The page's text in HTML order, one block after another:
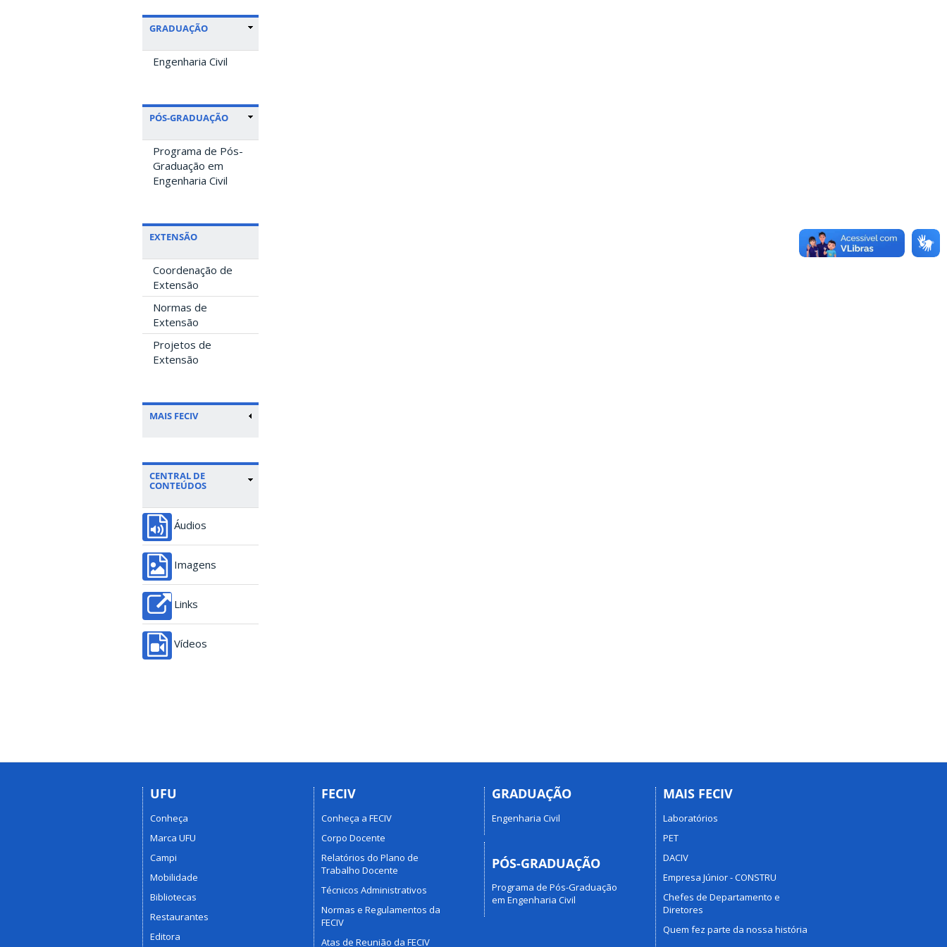
GRADUAÇÃO
Engenharia Civil
PÓS-GRADUAÇÃO
Programa de Pós-
Graduação em
Engenharia Civil
EXTENSÃO
Coordenação de
Extensão
Normas de
Extensão
Projetos de
Extensão
MAIS FECIV
CENTRAL DE
CONTEÚDOS
Áudios
Imagens
Links
Vídeos
UFU
Conheça
Marca UFU
Campi
Mobilidade
Bibliotecas
Restaurantes
Editora
FECIV
Conheça a FECIV
Corpo Docente
Relatórios do Plano de
Trabalho Docente
Técnicos Administrativos
Normas e Regulamentos da
FECIV
Atas de Reunião da FECIV
GRADUAÇÃO
Engenharia Civil
PÓS-GRADUAÇÃO
Programa de Pós-Graduação
em Engenharia Civil
MAIS FECIV
Laboratórios
PET
DACIV
Empresa Júnior - CONSTRU
Chefes de Departamento e
Diretores
Quem fez parte da nossa história